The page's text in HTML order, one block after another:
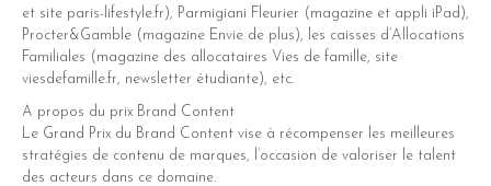
et site paris-lifestyle.fr), Parmigiani Fleurier (magazine et appli iPad),
Procter&Gamble (magazine Envie de plus), les caisses d’Allocations
Familiales (magazine des allocataires Vies de famille, site
viesdefamille.fr, newsletter étudiante), etc.
A propos du prix Brand Content
Le Grand Prix du Brand Content vise à récompenser les meilleures
stratégies de contenu de marques, l’occasion de valoriser le talent
des acteurs dans ce domaine.